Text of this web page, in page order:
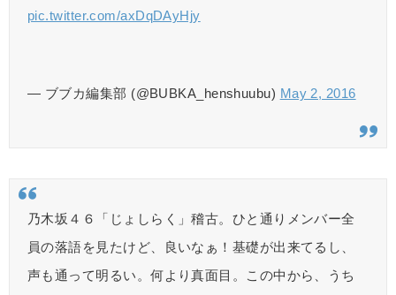
pic.twitter.com/axDqDAyHjy
— ブブカ編集部 (@BUBKA_henshuubu) May 2, 2016
乃木坂４６「じょしらく」稽古。ひと通りメンバー全
員の落語を見たけど、良いなぁ！基礎が出来てるし、
声も通って明るい。何より真面目。この中から、うち